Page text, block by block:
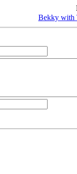
Bekky with